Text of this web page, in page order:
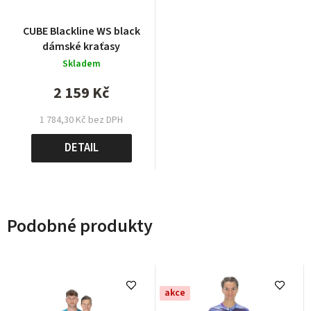
CUBE Blackline WS black
dámské kraťasy
Skladem
1 784,30 Kč bez DPH
2 159 Kč
DETAIL
Podobné produkty
akce